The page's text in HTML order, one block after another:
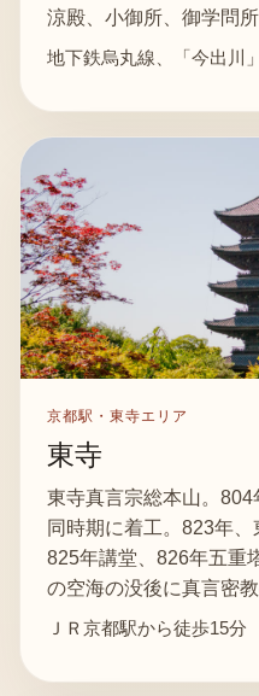
涼殿、小御所、御学問
地下鉄烏丸線、「今出川
京都駅・東寺エリア
東寺
東寺真言宗総本山。
同時期に着工。823年、
825年講堂、826年五重
の空海の没後に真言密
ＪＲ京都駅から徒歩15分